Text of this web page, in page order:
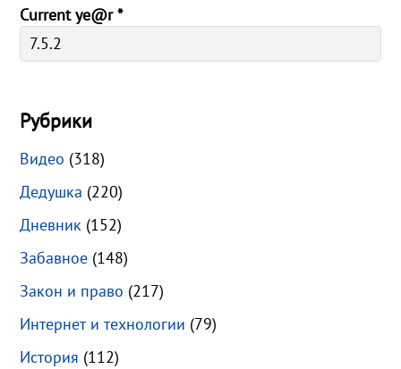
Current ye@r*
Рубрики
Видео (318)
Дедушка (220)
Дневник (152)
Забавное (148)
Закон и право (217)
Интернет и технологии (79)
История (112)